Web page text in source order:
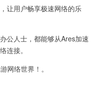
用户畅享极速网络的乐
人士，都能够从Ares加速
连接。
络世界！。